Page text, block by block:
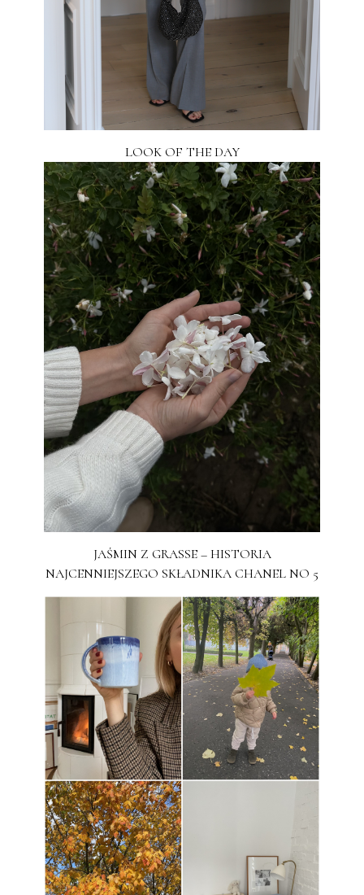
LOOK OF THE DAY
JAŚMIN Z GRASSE – HISTORIA
NAJCENNIEJSZEGO SKŁADNIKA CHANEL NO 5